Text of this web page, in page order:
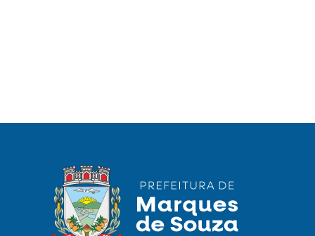
Nota Fiscal Eletrônica
Portal do Cidadão
Portal do Servidor